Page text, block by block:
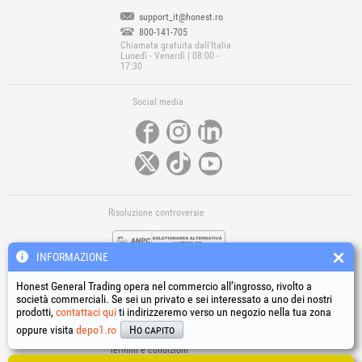
support_it@honest.ro
800-141-705
Chiamata gratuita dall'Italia
Lunedì - Venerdì | 08:00 -
17:30
Social media
Risoluzione controversie
Link utili
Termini e condizioni
INFORMAZIONE
Honest General Trading opera nel commercio all’ingrosso, rivolto a
società commerciali. Se sei un privato e sei interessato a uno dei nostri
prodotti, contattaci quiti indirizzeremo verso un negozio nella tua zona
oppure visita depo1.ro Ho capito